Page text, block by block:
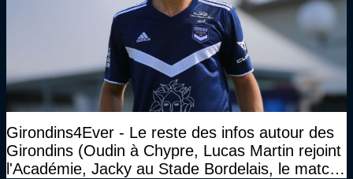
Girondins4Ever - Le reste des infos autour des
Girondins (Oudin à Chypre, Lucas Martin rejoint
l'Académie, Jacky au Stade Bordelais, le match